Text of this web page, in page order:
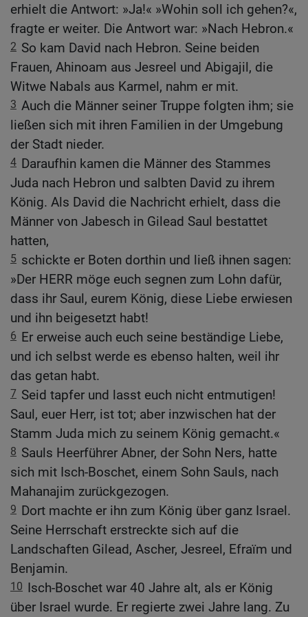
erhielt die Antwort: »Ja!« »Wohin soll ich gehen?«,
fragte er weiter. Die Antwort war: »Nach Hebron.«
2 So kam David nach Hebron. Seine beiden
Frauen, Ahinoam aus Jesreel und Abigajil, die
Witwe Nabals aus Karmel, nahm er mit.
3 Auch die Männer seiner Truppe folgten ihm; sie
ließen sich mit ihren Familien in der Umgebung
der Stadt nieder.
4 Daraufhin kamen die Männer des Stammes
Juda nach Hebron und salbten David zu ihrem
König. Als David die Nachricht erhielt, dass die
Männer von Jabesch in Gilead Saul bestattet
hatten,
5 schickte er Boten dorthin und ließ ihnen sagen:
»Der HERR möge euch segnen zum Lohn dafür,
dass ihr Saul, eurem König, diese Liebe erwiesen
und ihn beigesetzt habt!
6 Er erweise auch euch seine beständige Liebe,
und ich selbst werde es ebenso halten, weil ihr
das getan habt.
7 Seid tapfer und lasst euch nicht entmutigen!
Saul, euer Herr, ist tot; aber inzwischen hat der
Stamm Juda mich zu seinem König gemacht.«
8 Sauls Heerführer Abner, der Sohn Ners, hatte
sich mit Isch-Boschet, einem Sohn Sauls, nach
Mahanajim zurückgezogen.
9 Dort machte er ihn zum König über ganz Israel.
Seine Herrschaft erstreckte sich auf die
Landschaften Gilead, Ascher, Jesreel, Efraïm und
Benjamin.
10 Isch-Boschet war 40 Jahre alt, als er König
über Israel wurde. Er regierte zwei Jahre lang. Zu